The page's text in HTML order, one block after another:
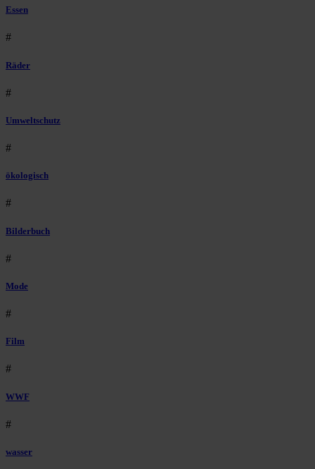
Essen
#
Räder
#
Umweltschutz
#
ökologisch
#
Bilderbuch
#
Mode
#
Film
#
WWF
#
wasser